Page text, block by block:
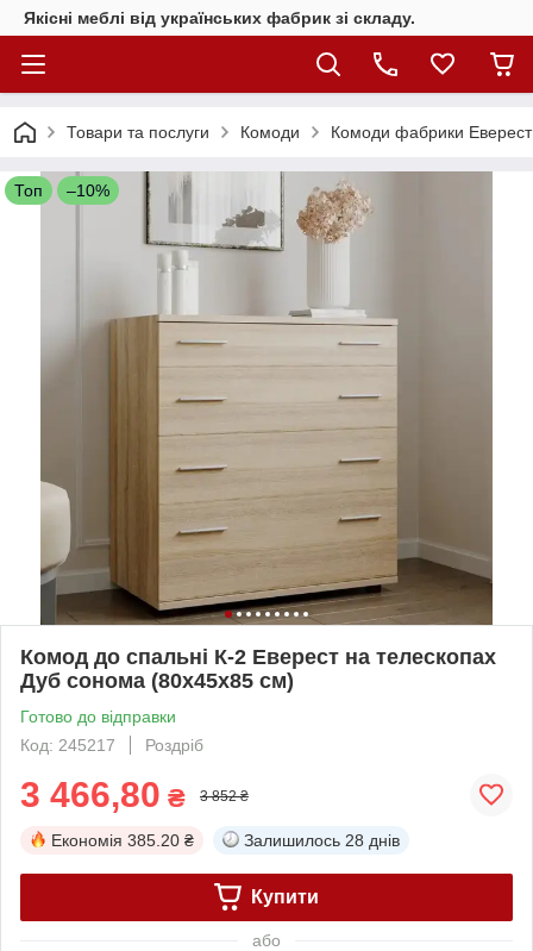
Якісні меблі від українських фабрик зі складу.
Товари та послуги Комоди Комоди фабрики Еверест
Топ –10%
Комод до спальні К-2 Еверест на телескопах
Дуб сонома (80х45х85 см)
Готово до відправки
Код: 245217
Роздріб
3 466,80 ₴ 3 852 ₴
Економія 385.20 ₴ Залишилось 28 днів
Купити
або